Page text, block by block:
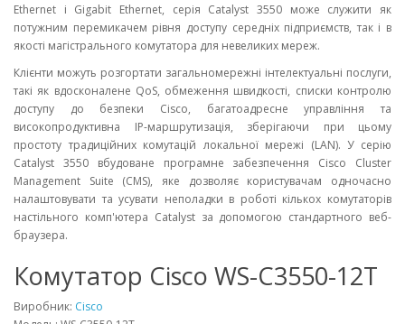
Ethernet і Gigabit Ethernet, серія Catalyst 3550 може служити як
потужним перемикачем рівня доступу середніх підприємств, так і в
якості магістрального комутатора для невеликих мереж.
Клієнти можуть розгортати загальномережні інтелектуальні послуги,
такі як вдосконалене QoS, обмеження швидкості, списки контролю
доступу до безпеки Cisco, багатоадресне управління та
високопродуктивна IP-маршрутизація, зберігаючи при цьому
простоту традиційних комутацій локальної мережі (LAN). У серію
Catalyst 3550 вбудоване програмне забезпечення Cisco Cluster
Management Suite (CMS), яке дозволяє користувачам одночасно
налаштовувати та усувати неполадки в роботі кількох комутаторів
настільного комп'ютера Catalyst за допомогою стандартного веб-
браузера.
Комутатор Cisco WS-C3550-12T
Виробник: Cisco